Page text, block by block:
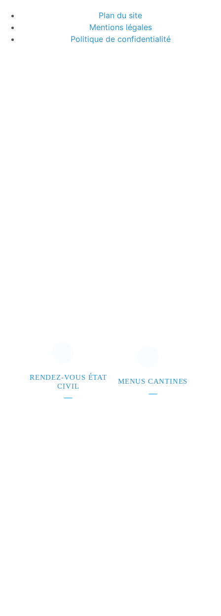
Plan du site
Mentions légales
Politique de confidentialité
RENDEZ-VOUS ÉTAT
CIVIL
MENUS CANTINES